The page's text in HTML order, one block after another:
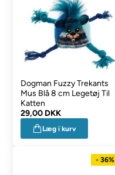
Dogman Fuzzy Trekants
Mus Blå 8 cm Legetøj Til
Katten
29,00 DKK
Læg i kurv
- 36%